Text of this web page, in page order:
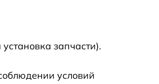
запчасти).
условий